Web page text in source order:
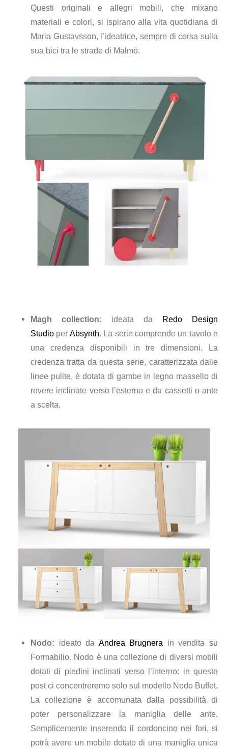
Questi originali e allegri mobili, che mixano
materiali e colori, si ispirano alla vita quotidiana di
Maria Gustavsson, l’ideatrice, sempre di corsa sulla
sua bici tra le strade di Malmö.
Magh collection: ideata da
Redo Design
Studio per Absynth. La serie comprende un tavolo e
una credenza disponibili in tre dimensioni. La
credenza tratta da questa serie, caratterizzata dalle
linee pulite, è dotata di gambe in legno massello di
rovere inclinate verso l’esterno e da cassetti o ante
a scelta.
Nodo: ideato da Andrea Brugnera in vendita su
Formabilio. Nodo è una collezione di diversi mobili
dotati di piedini inclinati verso l’interno: in questo
post ci concentreremo solo sul modello Nodo Buffet.
La collezione è accomunata dalla possibilità di
poter personalizzare la maniglia delle ante.
Semplicemente inserendo il cordoncino nei fori, si
potrà avere un mobile dotato di una maniglia unica